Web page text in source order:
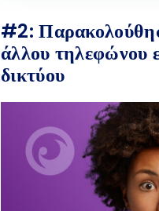
#2:
άλλου τηλεφώνου
δικτύου